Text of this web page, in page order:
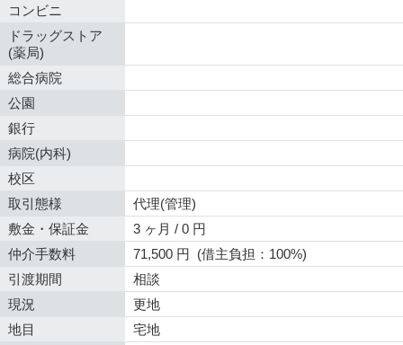
コンビニ
ドラッグストア
(薬局)
総合病院
公園
銀行
病院(内科)
校区
取引態様
代理(管理)
敷金・保証金
3 ヶ月 / 0 円
仲介手数料
71,500 円 (借主負担：100%)
引渡期間
相談
現況
更地
地目
宅地